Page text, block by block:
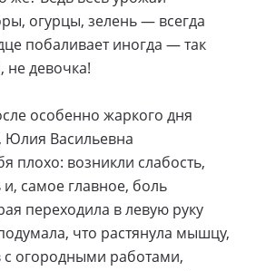
огурцы, зелень — всегда
побаливает иногда — так
не девочка!
особенно жаркого дня
Юлия Васильевна
плохо: возникли слабость,
и, самое главное, боль
переходила в левую руку
что растянула мышцу,
с огородными работами,